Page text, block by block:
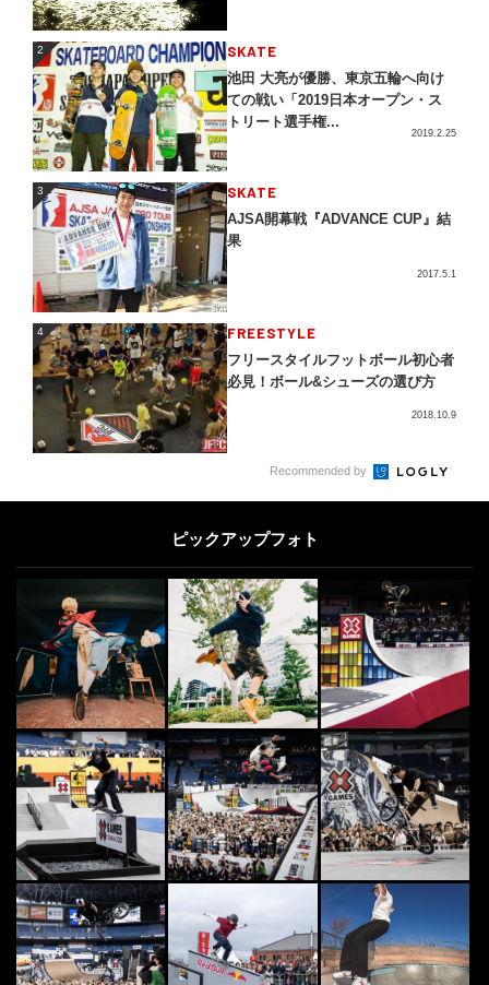
2 SKATE
池田 大亮が優勝、東京五輪へ向け
ての戦い「2019日本オープン・ス
トリート選手権...
2019.2.25
3 SKATE
AJSA開幕戦『ADVANCE CUP』結
果
2017.5.1
4 FREESTYLE
フリースタイルフットボール初心者
必見！ボール&シューズの選び方
2018.10.9
DANCE
“ケント・モリ” マドンナとマイケ
日本人ダンサー
DANCE
Bboy KatsuOneも登壇！「SOCIA
L INNOVATION WEEK...
2021.10.21
7 SKATE
「World Cup Skateboarding Japa
n Round」優勝は...
2016.7.24
8
ユニフォームプロジェクト第2弾
「ムラスポ × LURKING CLASS ×
...
2021.3.11
6
7
Recommended by
ピックアップフォト